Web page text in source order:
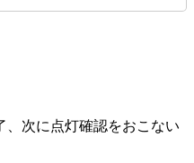
次に点灯確認をおこない